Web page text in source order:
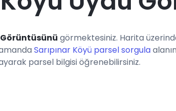
Görüntüsünü görmektesiniz. Harita
Sarıpınar Köyü parsel sorgula
parsel bilgisi öğrenebilirsiniz.